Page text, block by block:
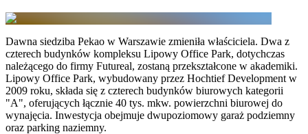
Dawna siedziba Pekao w Warszawie zmieniła właściciela. Dwa z
czterech budynków kompleksu Lipowy Office Park, dotychczas
należącego do firmy Futureal, zostaną przekształcone w akademiki.
Lipowy Office Park, wybudowany przez Hochtief Development w
2009 roku, składa się z czterech budynków biurowych kategorii
"A", oferujących łącznie 40 tys. mkw. powierzchni biurowej do
wynajęcia. Inwestycja obejmuje dwupoziomowy garaż podziemny
oraz parking naziemny.